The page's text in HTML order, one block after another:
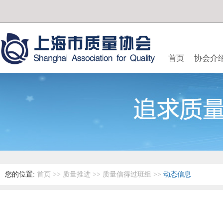
首页 协会介
您的位置: 首页 >> 质量推进 >> 质量信得过班组 >> 动态信息